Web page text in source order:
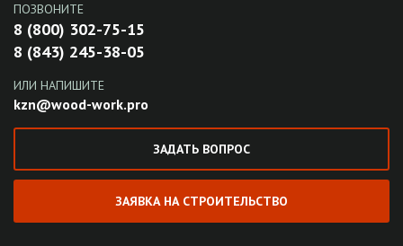
ПОЗВОНИТЕ
8 (800) 302-75-15
8 (843) 245-38-05
ИЛИ НАПИШИТЕ
kzn@wood-work.pro
ЗАДАТЬ ВОПРОС
ЗАЯВКА НА СТРОИТЕЛЬСТВО